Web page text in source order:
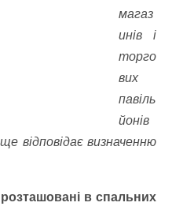
магаз
инів і
торго
вих
павіль
йонів
відповідає визначенню
розташовані в спальних